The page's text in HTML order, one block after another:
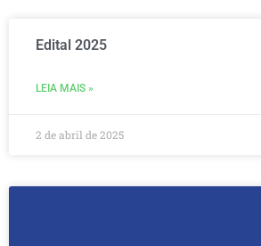
Edital 2025
LEIA MAIS »
2 de abril de 2025